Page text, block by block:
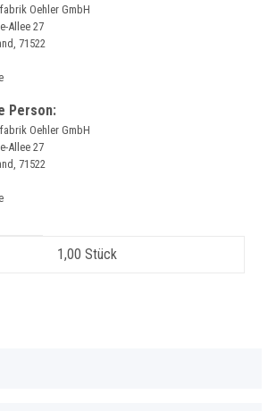
Oehler GmbH
Allee 27
71522
Person:
Oehler GmbH
Allee 27
71522
1,00 Stück